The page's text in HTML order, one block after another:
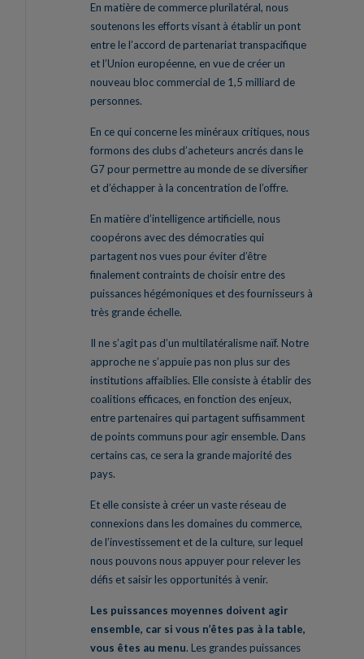
En matière de commerce plurilatéral, nous
soutenons les efforts visant à établir un pont
entre le l’accord de partenariat transpacifique
et l’Union européenne, en vue de créer un
nouveau bloc commercial de 1,5 milliard de
personnes.
En ce qui concerne les minéraux critiques, nous
formons des clubs d’acheteurs ancrés dans le
G7 pour permettre au monde de se diversifier
et d’échapper à la concentration de l’offre.
En matière d’intelligence artificielle, nous
coopérons avec des démocraties qui
partagent nos vues pour éviter d’être
finalement contraints de choisir entre des
puissances hégémoniques et des fournisseurs à
très grande échelle.
Il ne s’agit pas d’un multilatéralisme naïf. Notre
approche ne s’appuie pas non plus sur des
institutions affaiblies. Elle consiste à établir des
coalitions efficaces, en fonction des enjeux,
entre partenaires qui partagent suffisamment
de points communs pour agir ensemble. Dans
certains cas, ce sera la grande majorité des
pays.
Et elle consiste à créer un vaste réseau de
connexions dans les domaines du commerce,
de l’investissement et de la culture, sur lequel
nous pouvons nous appuyer pour relever les
défis et saisir les opportunités à venir.
Les puissances moyennes doivent agir
ensemble, car si vous n’êtes pas à la table,
vous êtes au menu. Les grandes puissances